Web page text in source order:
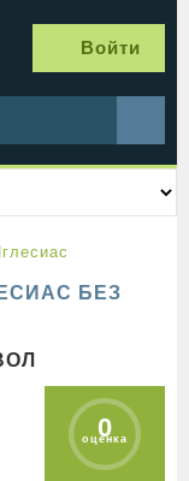
Войти
БЕЗ
0
оценка